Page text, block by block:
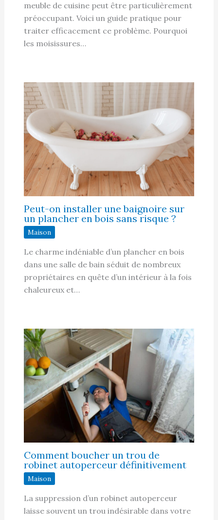
meuble de cuisine peut être particulièrement
préoccupant. Voici un guide pratique pour
traiter efficacement ce problème. Pourquoi
les moisissures…
Peut-on installer une baignoire sur
un plancher en bois sans risque ?
Maison
Le charme indéniable d’un plancher en bois
dans une salle de bain séduit de nombreux
propriétaires en quête d’un intérieur à la fois
chaleureux et…
Comment boucher un trou de
robinet autoperceur définitivement
Maison
La suppression d’un robinet autoperceur
laisse souvent un trou indésirable dans votre